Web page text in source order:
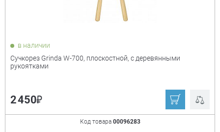
в наличии
Сучкорез Grinda W-700, плоскостной, с деревянными
рукоятками
2 450₽
Код товара 00096283